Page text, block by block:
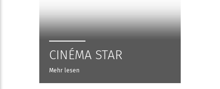
CINÉMA STAR
Mehr lesen